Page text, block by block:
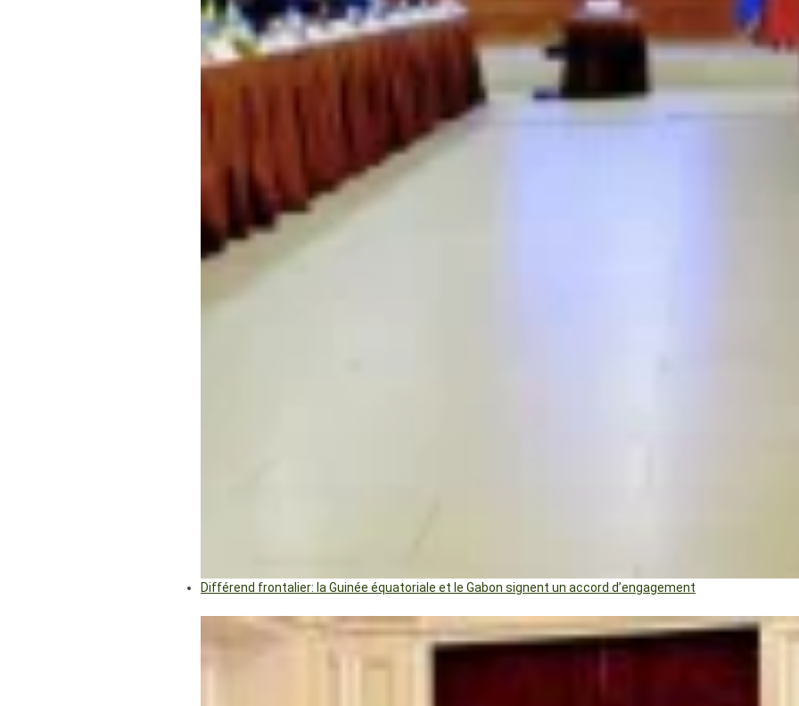
Différend frontalier: la Guinée équatoriale et le Gabon signent un accord d’engagement